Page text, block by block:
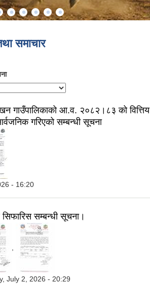
समाचार
गाउँपालिकाको आ.व. २०८२।८३ को वित्तिय
गरिएको सम्बन्धी सूचना
- 16:20
सिफारिस सम्बन्धी सूचना।
July 2, 2026 - 20:29